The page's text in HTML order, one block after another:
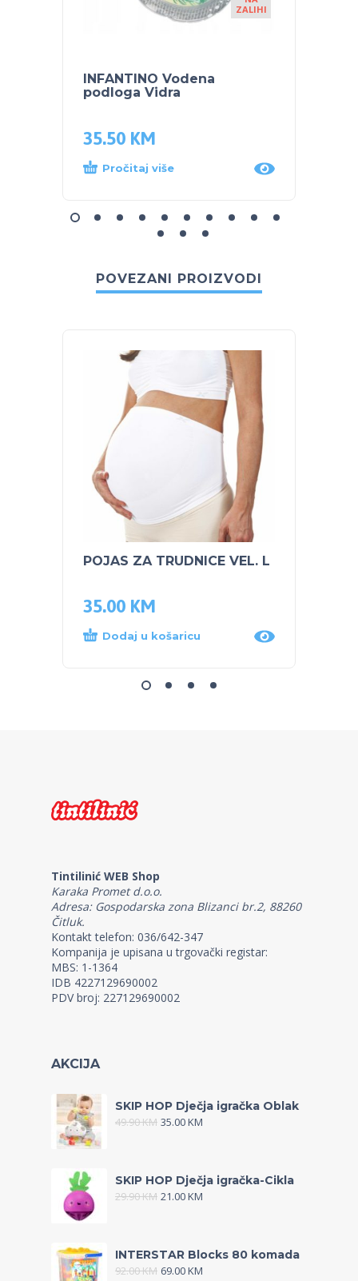
ZALIHI
INFANTINO Vodena
podloga Vidra
35.50 KM
Pročitaj više
POVEZANI PROIZVODI
POJAS ZA TRUDNICE VEL. L
35.00 KM
Dodaj u košaricu
Tintilinić WEB Shop
Karaka Promet d.o.o.
Adresa: Gospodarska zona Blizanci br.2, 88260
Čitluk.
Kontakt telefon: 036/642-347
Kompanija je upisana u trgovački registar:
MBS: 1-1364
IDB 4227129690002
PDV broj: 227129690002
AKCIJA
SKIP HOP Dječja igračka Oblak
49.90KM 35.00KM
SKIP HOP Dječja igračka-Cikla
29.90KM 21.00KM
INTERSTAR Blocks 80 komada
92.00KM 69.00KM